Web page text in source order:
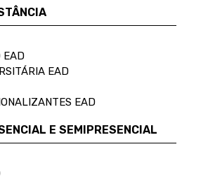
EAD
EAD
EAD
E SEMIPRESENCIAL